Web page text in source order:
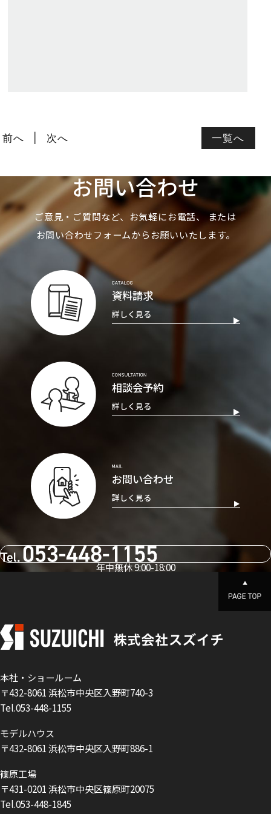
一覧へ
前へ 次へ
お問い合わせ
ご意見・ご質問など、お気軽にお電話、
または
お問い合わせフォームからお願いいたします。
年中無休 9:00-18:00
資料請求
詳しく見る
相談会予約
詳しく見る
お問い合わせ
詳しく見る
本社・ショールーム
〒432-8061 浜松市中央区入野町740-3
Tel.053-448-1155
モデルハウス
〒432-8061 浜松市中央区入野町886-1
篠原工場
〒431-0201 浜松市中央区篠原町20075
Tel.053-448-1845